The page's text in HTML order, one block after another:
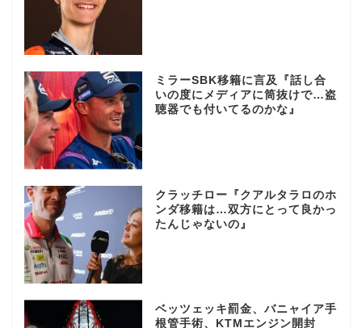
ミラーSBK移籍に言及『話し合
いの度にメディアに筒抜けで…盗
聴器でも付いてるのかな』
クラッチロー『クアルタラロのホ
ンダ移籍は…双方にとって良かっ
たんじゃないの』
ベッツェッキ罰金、バニャイア手
根管手術、KTMエンジン開封